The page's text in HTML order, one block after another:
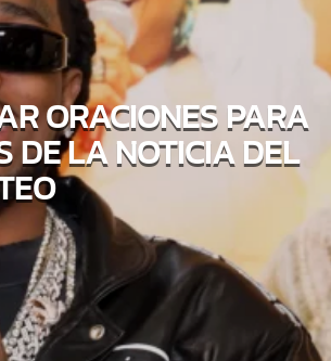
ORACIONES PARA
DE LA NOTICIA DEL